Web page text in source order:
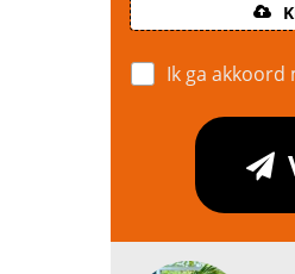
Ik ga akkoord